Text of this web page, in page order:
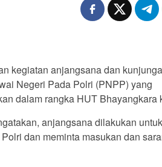
kegiatan anjangsana dan
Negeri Pada Polri (PNPP) yang
dalam rangka HUT Bhayangkara
anjangsana dilakukan untuk
dan meminta masukan dan